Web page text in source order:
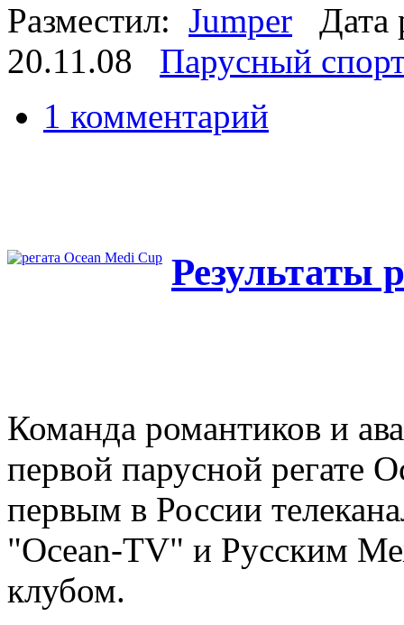
Разместил: Jumper Дата
20.11.08 Парусный
1 комментарий
Результаты
Команда романтиков и
первой парусной регате
первым в России
"Ocean-TV" и Русским
клубом.